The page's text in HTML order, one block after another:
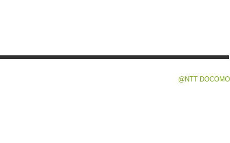
@NTT DOCOMO